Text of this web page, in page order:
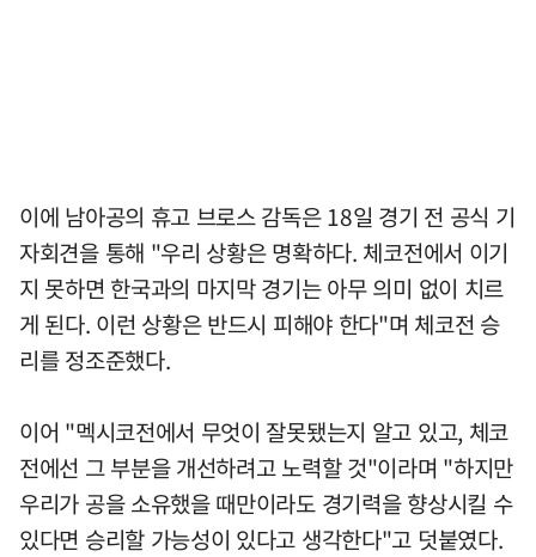
이에 남아공의 휴고 브로스 감독은 18일 경기 전 공식 기
자회견을 통해 "우리 상황은 명확하다. 체코전에서 이기
지 못하면 한국과의 마지막 경기는 아무 의미 없이 치르
게 된다. 이런 상황은 반드시 피해야 한다"며 체코전 승
리를 정조준했다.
이어 "멕시코전에서 무엇이 잘못됐는지 알고 있고, 체코
전에선 그 부분을 개선하려고 노력할 것"이라며 "하지만
우리가 공을 소유했을 때만이라도 경기력을 향상시킬 수
있다면 승리할 가능성이 있다고 생각한다"고 덧붙였다.